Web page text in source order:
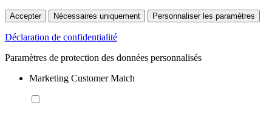
Accepter Nécessaires uniquement Personnaliser les paramètres
Déclaration de confidentialité
Paramètres de protection des données personnalisés
Marketing Customer Match